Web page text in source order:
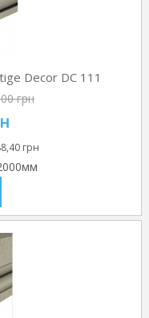
Decor DC 111
грн
грн